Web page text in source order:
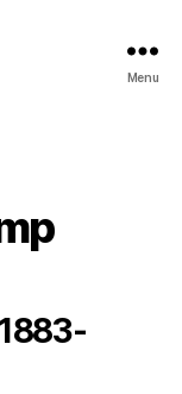
Menu